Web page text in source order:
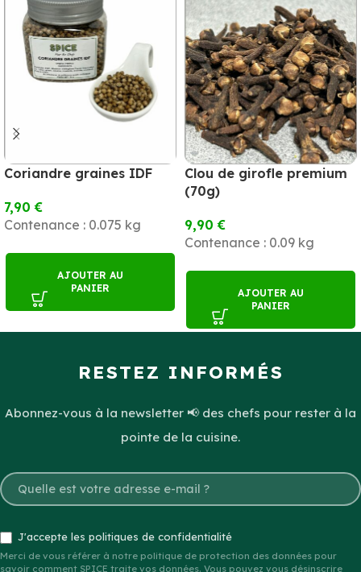
Coriandre graines IDF
7,90€
Contenance : 0.075 kg
AJOUTER AU
PANIER
Clou de girofle premium
(70g)
9,90€
Contenance : 0.09 kg
AJOUTER AU
PANIER
RESTEZ INFORMÉS
Abonnez-vous à la newsletter 📢 des chefs pour rester à la
pointe de la cuisine.
J'accepte les politiques de confidentialité
Merci de vous référer à notre politique de protection des données pour
savoir comment SPICE traite vos données. Vous pouvez vous désinscrire